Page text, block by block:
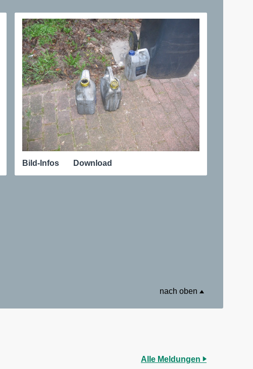
Bild-Infos Download
nach oben
Alle Meldungen